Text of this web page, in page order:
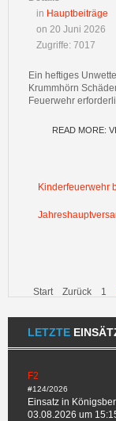
in Hauptbeiträge
on 20 Juni 2026
Zugriffe: 7017
Ein heftiges
Krummhörn
Feuerwehr
READ MORE:
Kinderfeuerwehr
Start Zurück 1
LETZTE
F2
#124/2026
Einsatz in
03.08.2026 um